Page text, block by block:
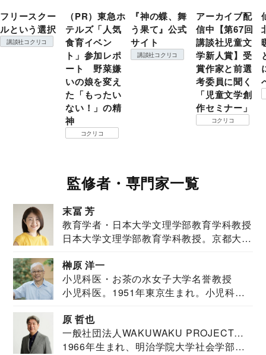
フリースクー
ルという選択
講談社コクリコ
（PR）東急ホ
テルズ「人気
食育イベン
ト」参加レポ
ート 野菜嫌
いの娘を変え
た「もったい
ない！」の精
神
コクリコ
『神の蝶、舞
う果て』公式
サイト
講談社コクリコ
アーカイブ配
信中【第67回
講談社児童文
学新人賞】受
賞作家と前選
考委員に聞く
「児童文学創
作セミナー」
コクリコ
監修者・専門家一覧
末冨 芳
教育学者・日本大学文理学部教育学科教授
日本大学文理学部教育学科教授。京都大学
榊原 洋一
小児科医・お茶の水女子大学名誉教授
小児科医。1951年東京生まれ。小児科
原 哲也
一般社団法人WAKUWAKU PROJECT
JAPAN代表・言語聴覚士・社会福祉士
1966年生まれ、明治学院大学社会学部福